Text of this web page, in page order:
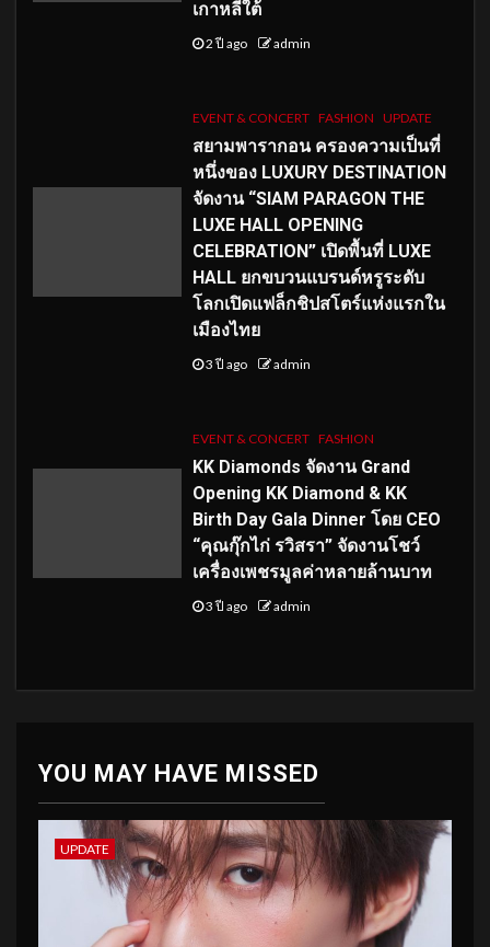
เกาหลีใต้
2 ปี ago admin
EVENT & CONCERT FASHION UPDATE
สยามพารากอน ครองความเป็นที่
หนึ่งของ LUXURY DESTINATION
จัดงาน “SIAM PARAGON THE
LUXE HALL OPENING
CELEBRATION” เปิดพื้นที่ LUXE
HALL ยกขบวนแบรนด์หรูระดับ
โลกเปิดแฟล็กชิปสโตร์แห่งแรกใน
เมืองไทย
3 ปี ago admin
EVENT & CONCERT FASHION
KK Diamonds จัดงาน Grand
Opening KK Diamond & KK
Birth Day Gala Dinner โดย CEO
“คุณกุ๊กไก่ รวิสรา” จัดงานโชว์
เครื่องเพชรมูลค่าหลายล้านบาท
3 ปี ago admin
YOU MAY HAVE MISSED
UPDATE